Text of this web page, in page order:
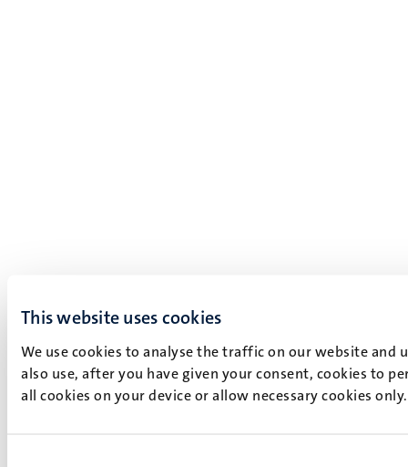
This website uses cookies
We use cookies to analyse the traffic on our website and
also use, after you have given your consent, cookies to
all cookies on your device or allow necessary cookies